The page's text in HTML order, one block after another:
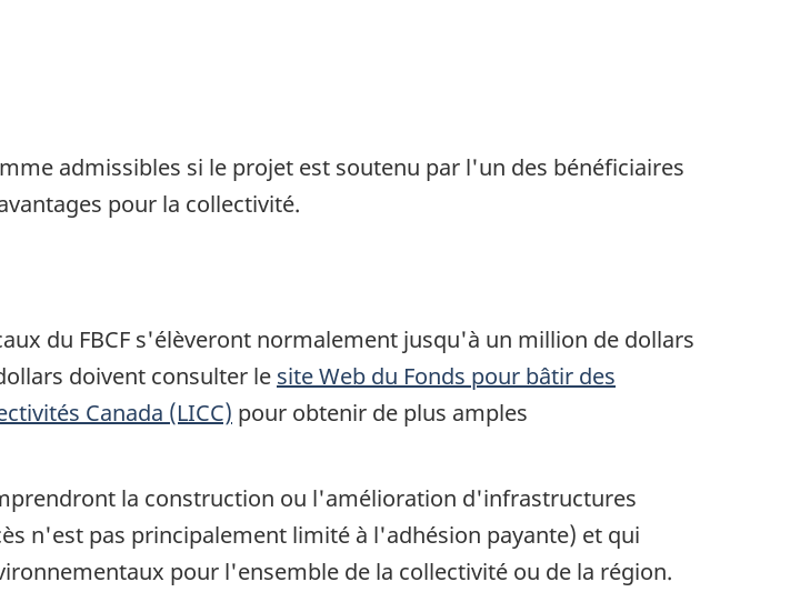
admissibles si le projet est soutenu par l'un des bénéficiaires
pour la collectivité.
du FBCF s'élèveront normalement jusqu'à un million de dollars
doivent consulter le site Web du Fonds pour bâtir des
Canada (LICC) pour obtenir de plus amples
la construction ou l'amélioration d'infrastructures
n'est pas principalement limité à l'adhésion payante) et qui
pour l'ensemble de la collectivité ou de la région.